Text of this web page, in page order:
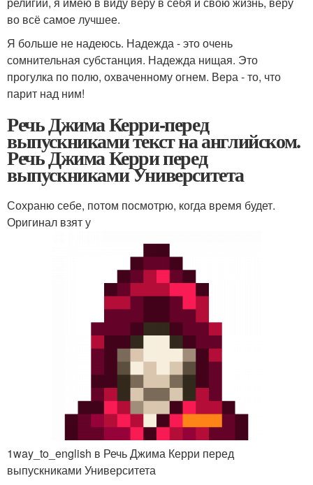
во всё самое лучшее.
Я больше не надеюсь. Надежда - это очень
сомнительная субстанция. Надежда нищая. Это
прогулка по полю, охваченному огнем. Вера - то, что
парит над ним!
Речь Джима Керри-перед
выпускниками текст на английском.
Речь Джима Керри перед
выпускниками Университета
Сохраню себе, потом посмотрю, когда время будет.
Оригинал взят у
1way_to_english в Речь Джима Керри перед
выпускниками Университета